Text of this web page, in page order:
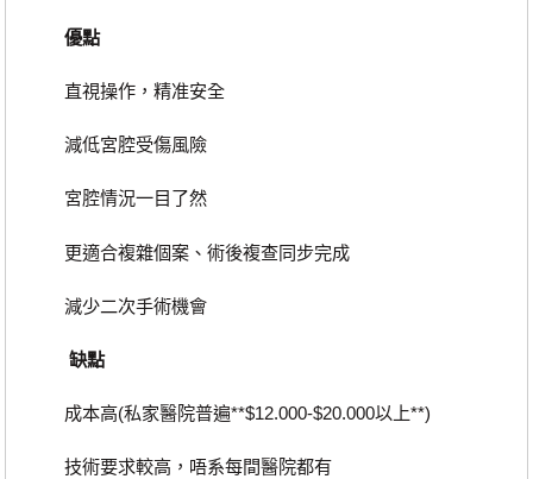
優點
直視操作，精准安全
減低宮腔受傷風險
宮腔情況一目了然
更適合複雜個案、術後複查同步完成
減少二次手術機會
缺點
成本高(私家醫院普遍**$12.000-$20.000以上**)
技術要求較高，唔系每間醫院都有